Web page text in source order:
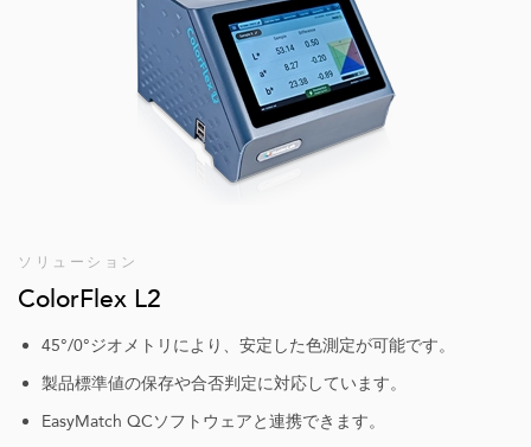
ソリューション
ColorFlex L2
45°/0°ジオメトリにより、安定した色測定が可能です。
製品標準値の保存や合否判定に対応しています。
EasyMatch QCソフトウェアと連携できます。